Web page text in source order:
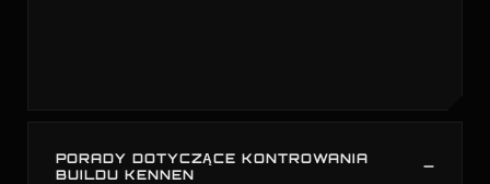
PORADY DOTYCZĄCE KONTROWANIA
BUILDU KENNEN